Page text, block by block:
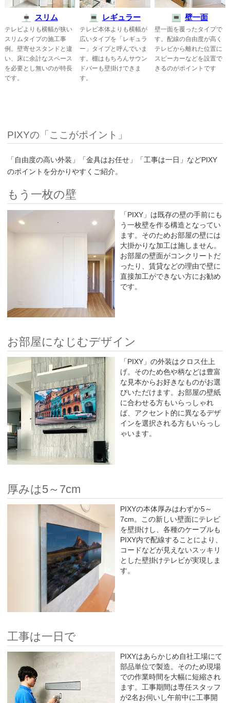
スリム
テレビよりも横幅が狭い
スリムタイプの施工事
例。壁寄せスタンドと違
い、床に余計なスペース
を必要とし無いのが特長
です。
レギュラー
テレビ本体よりも横幅が
広いタイプを「レギュラ
ー」タイプと呼んでいま
す。棚はもちろんサウン
ドバーも壁掛けできま
す。
壁一面
壁一面を覆ったタイプで
す。配線の自由度が高く
テレビから離れた位置に
スピーカーなどを設置で
きるのがポイントです
PIXYの「ここがポイント」
「自由度の高い外装」「金具はお任せ」「工事は一日」などPIXY
のポイントを分かりやすくご紹介。
もう一枚の壁
「PIXY」は既存の壁の手前にも
う一枚壁を作る構造となってい
ます。そのためお部屋の壁には
大掛かりな加工は施しません。
お部屋の壁面がコンクリートだ
ったり、賃貸などの理由で壁に
直接加工ができない方にお勧め
です。
お部屋になじむデザイン
「PIXY」の外装はクロス仕上
げ。そのため色や柄などは豊富
な見本からお好きなものがお選
びいただけます。お部屋の壁紙
に合わせる方もいらっしゃれ
ば、アクセント的に異なるデザ
インを選択される方もいらっし
ゃいます。
厚みは5～7cm
PIXYの本体厚みはわずか5～
7cm。この新しい壁面にテレビ
を壁掛けし、各種のケーブルも
PIXY内で配線することにより、
コードなどが見えないスッキリ
とした壁掛けテレビが実現しま
す。
工事は一日で
PIXYはあらかじめ自社工場にて
部品単位で製造。そのため現場
での作業時間を大幅に短縮され
ます。工事期間は専任スタッフ
が2名お伺いし午前中に工事開